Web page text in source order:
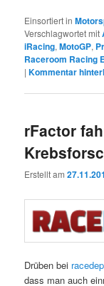
Einsortiert in
Verschlagwortet mit
iRacing,MotoGP,
Raceroom Racing
|Kommentar
rFactor
Erstellt am
Drüben bei
dass man auch